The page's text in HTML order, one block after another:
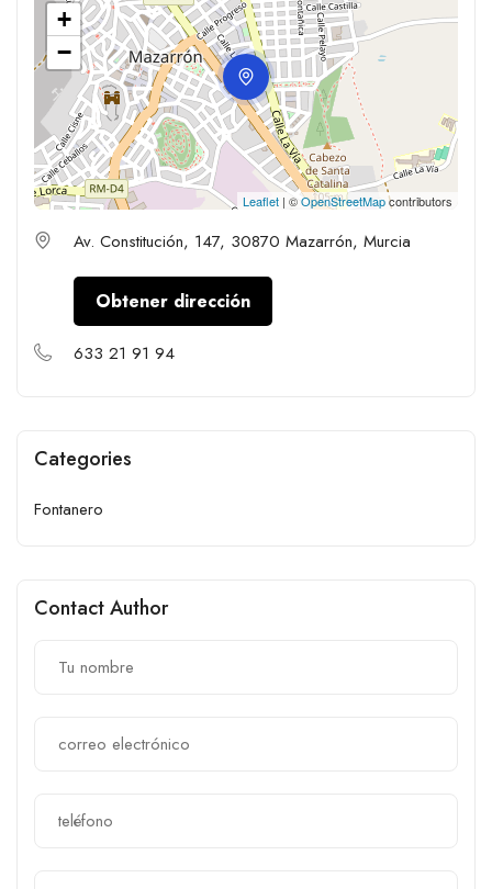
+
−
Leaflet | ©OpenStreetMapcontributors
Av. Constitución, 147, 30870 Mazarrón, Murcia
Obtener dirección
633 21 91 94
Categories
Fontanero
Contact Author